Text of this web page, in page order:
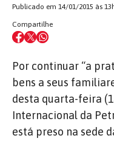
Publicado em 14/01/2015 às
Compartilhe
Por continuar “a
bens a seus
desta quarta-feira
Internacional da
está preso na sede